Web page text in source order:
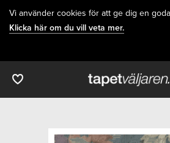
Vi använder cookies för att ge dig en
Klicka här om du vill veta mer.